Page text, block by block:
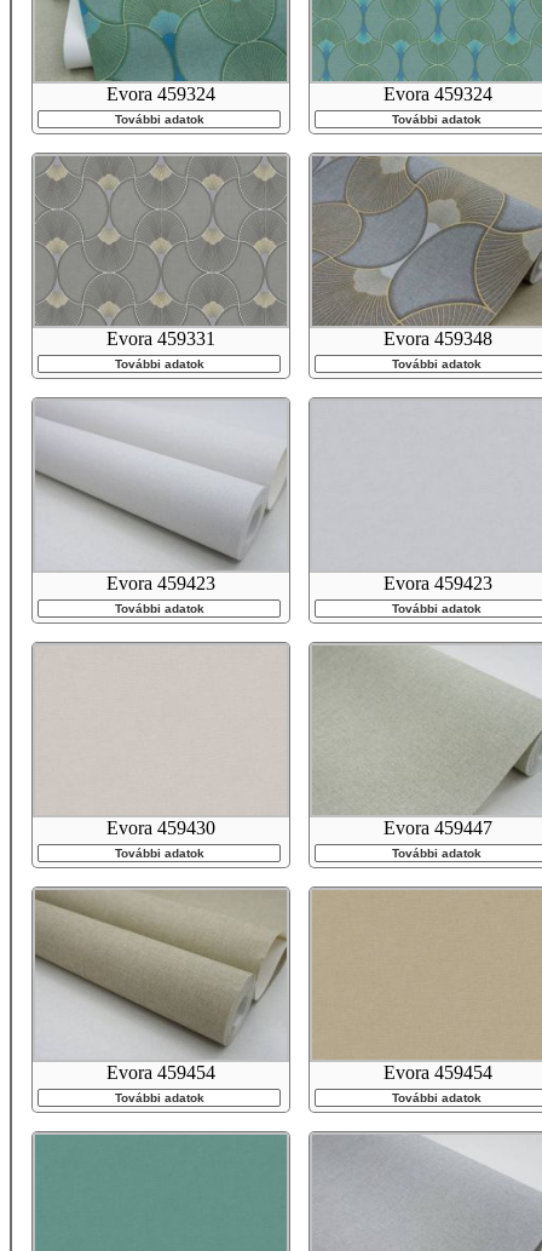
Evora 459324
További adatok
Evora 459324
További adatok
Evora 459331
További adatok
Evora 459348
További adatok
Evora 459423
További adatok
Evora 459423
További adatok
Evora 459430
További adatok
Evora 459447
További adatok
Evora 459454
További adatok
Evora 459454
További adatok